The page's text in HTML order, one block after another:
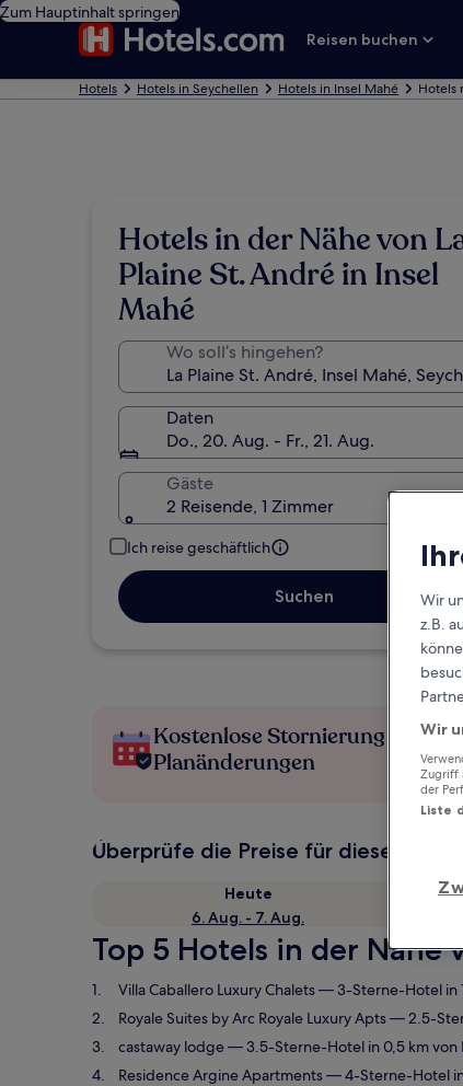
Zum Hauptinhalt springen
Reisen buchen
Hotels Hotels in Seychellen Hotels in Insel Mahé Hotels
Hotels in der Nähe von
Plaine St. André in Insel
Mahé
Wo soll’s hingehen?
Daten
Do., 20. Aug. - Fr., 21. Aug.
Gäste
2 Reisende, 1 Zimmer
Ich reise geschäftlich
Suchen
Kostenlose Stornierung bei
Planänderungen
Überprüfe die Preise für diese Daten
Heute
6. Aug. - 7. Aug.
Top 5 Hotels in der Nähe
Villa Caballero Luxury Chalets— 3-Sterne-Hotel in
Royale Suites by Arc Royale Luxury Apts— 2.5-
castaway lodge— 3.5-Sterne-Hotel in 0,5 km von
Residence Argine Apartments— 4-Sterne-Hotel
Wir
z.B.
Wir
Zugriff
der
Liste